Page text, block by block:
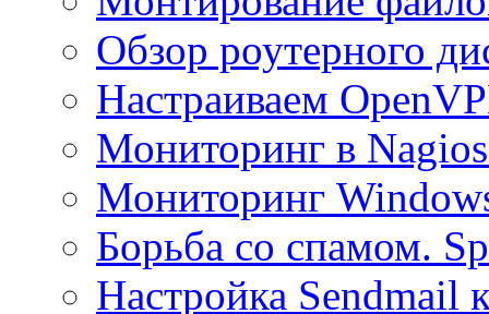
Обзор роутерного
Настраиваем
Мониторинг в
Мониторинг
Борьба со спамом.
Настройка Sendmail